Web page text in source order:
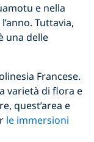
e nella
Tuttavia,
una delle
Francese.
varietà di flora e
quest’area e
le immersioni